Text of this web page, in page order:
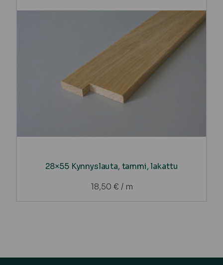
28×55 Kynnyslauta, tammi, lakattu
18,50 € / m